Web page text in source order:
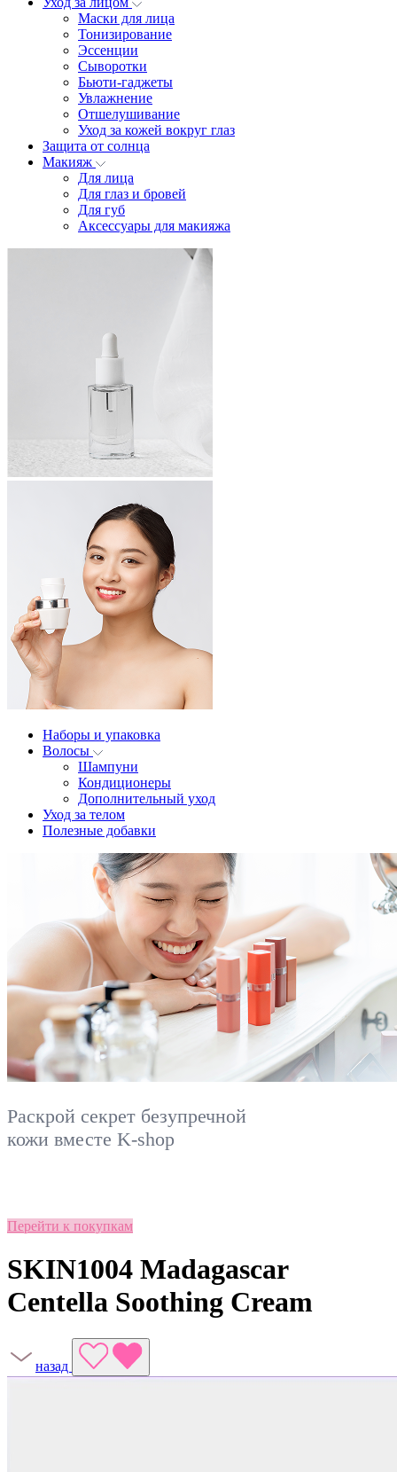
Маски для лица
Тонизирование
Эссенции
Сыворотки
Бьюти-гаджеты
Увлажнение
Отшелушивание
Уход за кожей вокруг глаз
Защита от солнца
Макияж
Для лица
Для глаз и бровей
Для губ
Аксессуары для макияжа
Наборы и упаковка
Волосы
Шампуни
Кондиционеры
Дополнительный уход
Уход за телом
Полезные добавки
Раскрой секрет безупречной
кожи вместе K-shop
Перейти к покупкам
SKIN1004 Madagascar
Centella Soothing Cream
назад